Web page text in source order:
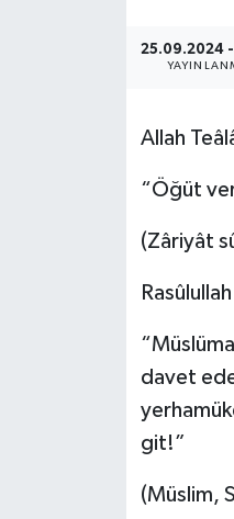
25.09.2024 -
Allah
“Öğüt
(Zâriyât
davet
git!”
(Müslim,
ÖZEL HABER